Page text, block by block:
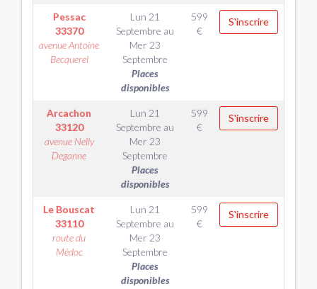
Pessac
33370
avenue Antoine
Becquerel
Lun 21
Septembre au
Mer 23
Septembre
Places
disponibles
599
€
S'inscrire
Arcachon
33120
avenue Nelly
Deganne
Lun 21
Septembre au
Mer 23
Septembre
Places
disponibles
599
€
S'inscrire
Le Bouscat
33110
route du
Médoc
Lun 21
Septembre au
Mer 23
Septembre
Places
disponibles
599
€
S'inscrire